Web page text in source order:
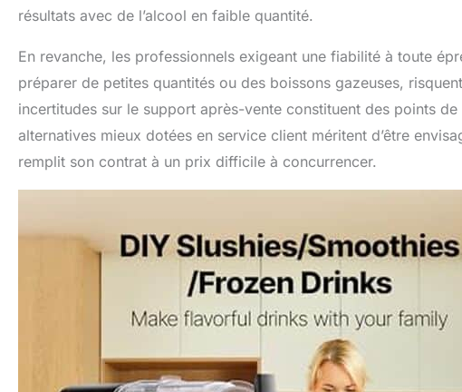
résultats avec de l’alcool en faible quantité.
En revanche, les professionnels exigeant une fiabilité à toute
préparer de petites quantités ou des boissons gazeuses,
incertitudes sur le support après-vente constituent des points
alternatives mieux dotées en service client méritent d’être
remplit son contrat à un prix difficile à concurrencer.